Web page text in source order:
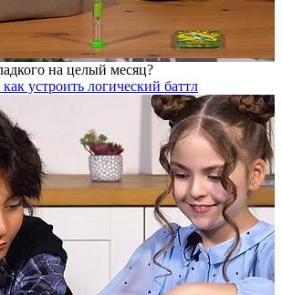
на целый месяц?
устроить логический баттл